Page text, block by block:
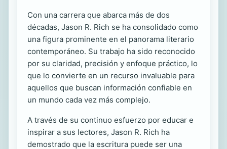
Con una carrera que abarca más de dos
décadas, Jason R. Rich se ha consolidado como
una figura prominente en el panorama literario
contemporáneo. Su trabajo ha sido reconocido
por su claridad, precisión y enfoque práctico, lo
que lo convierte en un recurso invaluable para
aquellos que buscan información confiable en
un mundo cada vez más complejo.
A través de su continuo esfuerzo por educar e
inspirar a sus lectores, Jason R. Rich ha
demostrado que la escritura puede ser una